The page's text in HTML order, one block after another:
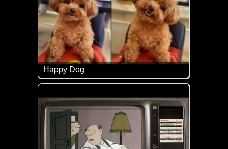
Happy Dog
Hier kommt gute Laune mit diesen fröhlichen